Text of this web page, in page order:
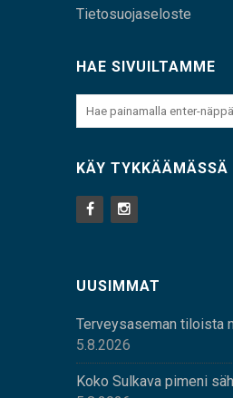
Tietosuojaseloste
HAE SIVUILTAMME
KÄY TYKKÄÄMÄSSÄ
UUSIMMAT
Terveysaseman tiloista
5.8.2026
Koko Sulkava pimeni